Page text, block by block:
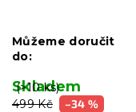
499 Kč –34 %
Skladem
(>10 ks)
Můžeme doručit
do: